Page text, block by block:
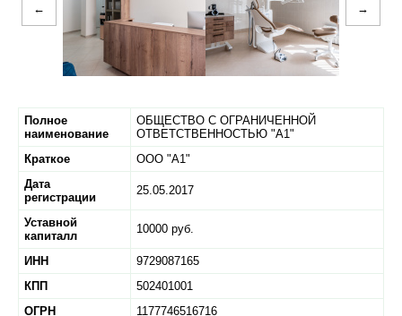
← →
Полное
наименование
ОБЩЕСТВО С ОГРАНИЧЕННОЙ
ОТВЕТСТВЕННОСТЬЮ "А1"
Краткое
ООО "А1"
Дата
регистрации
25.05.2017
Уставной
капиталл
10000 руб.
ИНН
9729087165
КПП
502401001
ОГРН
1177746516716